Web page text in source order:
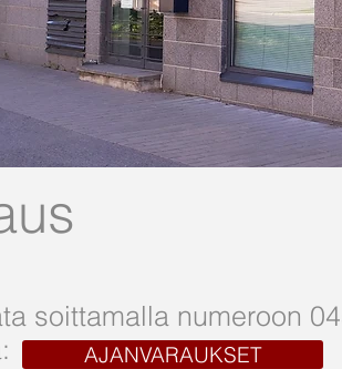
soittamalla numeroon
AJANVARAUKSET